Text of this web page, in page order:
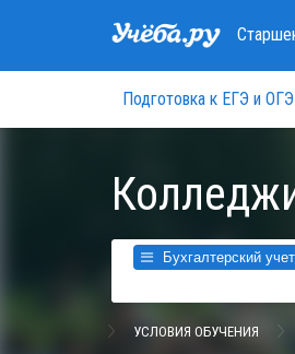
Подготовка к ЕГЭ и ОГЭ
Бухгалтерский
УСЛОВИЯ ОБУЧЕНИЯ